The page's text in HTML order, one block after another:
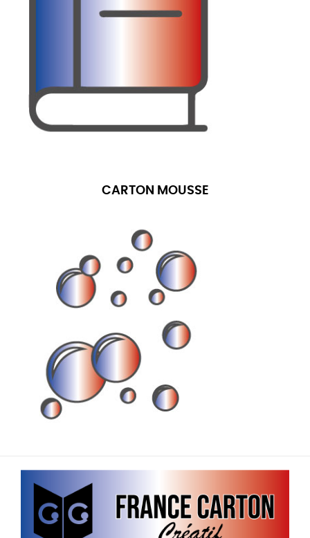
CARTON MOUSSE